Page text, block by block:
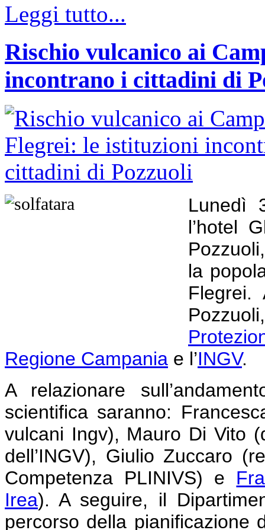
Leggi tutto...
Rischio vulcanico ai
incontrano i cittadini di
Lunedì
l’hotel
la
Flegrei.
Regione Campania e l’INGV.
A relazionare
scientifica saranno:
vulcani Ingv), Mauro Di Vito
dell’INGV), Giulio Zuccaro
Competenza PLINIVS) e
Irea). A seguire, il
percorso della pianificazione